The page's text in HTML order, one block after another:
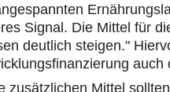
Signal. Die Mittel für
deutlich steigen."
zusätzlichen Mittel